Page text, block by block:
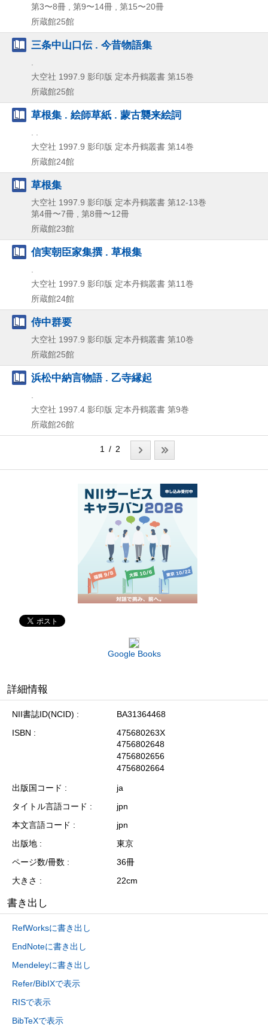
第3〜8冊 , 第9〜14冊 , 第15〜20冊
所蔵館25館
三条中山口伝 . 今昔物語集
大空社 1997.9 影印版 定本丹鶴叢書 第15巻
所蔵館25館
草根集 . 絵師草紙 . 蒙古襲来絵詞
大空社 1997.9 影印版 定本丹鶴叢書 第14巻
所蔵館24館
草根集
大空社 1997.9 影印版 定本丹鶴叢書 第12-13巻
第4冊〜7冊 , 第8冊〜12冊
所蔵館23館
信実朝臣家集撰 . 草根集
大空社 1997.9 影印版 定本丹鶴叢書 第11巻
所蔵館24館
侍中群要
大空社 1997.9 影印版 定本丹鶴叢書 第10巻
所蔵館25館
浜松中納言物語 . 乙寺縁起
大空社 1997.4 影印版 定本丹鶴叢書 第9巻
所蔵館26館
1 / 2
Google Books
詳細情報
NII書誌ID(NCID)
BA31364468
ISBN
475680263X
4756802648
4756802656
4756802664
出版国コード
ja
タイトル言語コード
jpn
本文言語コード
jpn
出版地
東京
ページ数/冊数
36冊
大きさ
22cm
書き出し
RefWorksに書き出し
EndNoteに書き出し
Mendeleyに書き出し
Refer/BibIXで表示
RISで表示
BibTeXで表示